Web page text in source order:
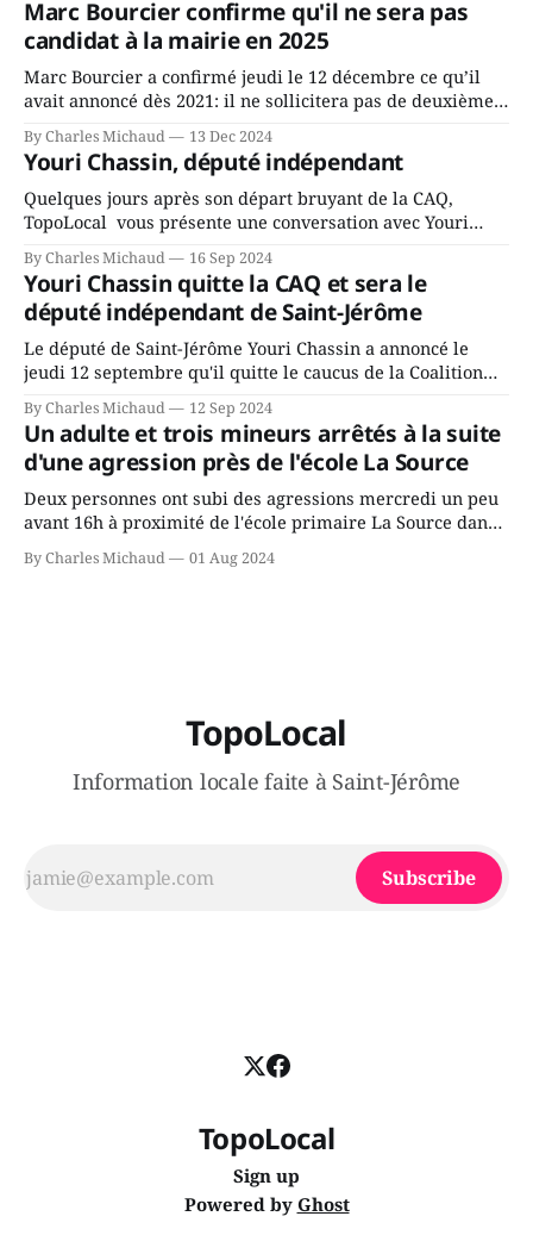
Marc Bourcier confirme qu'il ne sera pas
candidat à la mairie en 2025
Marc Bourcier a confirmé jeudi le 12 décembre ce qu’il
avait annoncé dès 2021: il ne sollicitera pas de deuxième
mandat à titre de maire de Saint-Jérôme. Bourcier en a
fait l’annonce en s’adressant aux employés de la ville,
rassemblés en soirée pour leur traditionnel souper
By Charles Michaud 13 Dec 2024
Youri Chassin, député indépendant
Quelques jours après son départ bruyant de la CAQ,
TopoLocal vous présente une conversation avec Youri
Chassin. Nous avons causé de sa décision. Y songeait-il
depuis longtemps? Sera-t-il candidat indépendant dans 2
ans? Joindrait-il un autre parti, par exemple les
conservateurs d’Éric Duhaime? Que lui
By Charles Michaud 16 Sep 2024
Youri Chassin quitte la CAQ et sera le
député indépendant de Saint-Jérôme
Le député de Saint-Jérôme Youri Chassin a annoncé le
jeudi 12 septembre qu'il quitte le caucus de la Coalition
Avenir Québec de François Legault parce qu'il est déçu du
gouvernement de la CAQ, surtout de son incapacité, qu'il
juge chronique, à offrir des
By Charles Michaud 12 Sep 2024
Un adulte et trois mineurs arrêtés à la suite
d'une agression près de l'école La Source
Deux personnes ont subi des agressions mercredi un peu
avant 16h à proximité de l'école primaire La Source dans
le secteur Bellefeuille de Saint-Jérôme. L'une de deux
victimes aurait été écrasée sous un véhicule et aspergée
By Charles Michaud 01 Aug 2024
TopoLocal
Information locale faite à Saint-Jérôme
Subscribe
TopoLocal
Sign up
Powered by Ghost